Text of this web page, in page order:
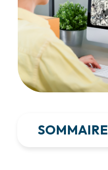
SOMMAIRE